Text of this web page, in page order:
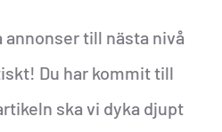
annonser till nästa nivå
Du har kommit till
ska vi dyka djupt